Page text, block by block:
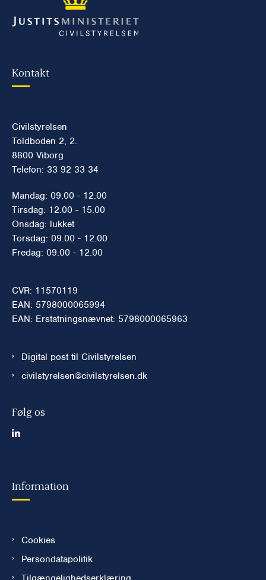
Kontakt
Civilstyrelsen
Toldboden 2, 2.
8800 Viborg
Telefon: 33 92 33 34
Mandag: 09.00 - 12.00
Tirsdag: 12.00 - 15.00
Onsdag: lukket
Torsdag: 09.00 - 12.00
Fredag: 09.00 - 12.00
CVR: 11570119
EAN: 5798000065994
EAN: Erstatningsnævnet: 5798000065963
Digital post til Civilstyrelsen
civilstyrelsen@civilstyrelsen.dk
Følg os
Information
Cookies
Persondatapolitik